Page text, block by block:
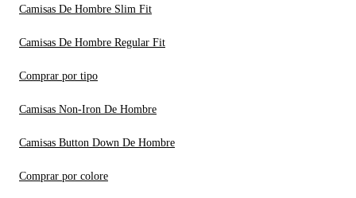
Camisas De Hombre Slim Fit
Camisas De Hombre Regular Fit
Comprar por tipo
Camisas Non-Iron De Hombre
Camisas Button Down De Hombre
Comprar por colore